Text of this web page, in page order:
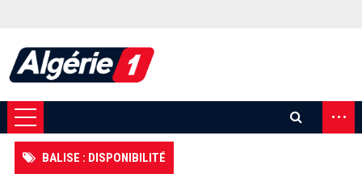
...
BALISE : DISPONIBILITÉ